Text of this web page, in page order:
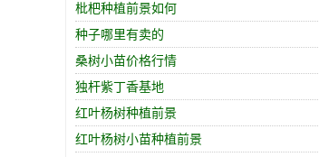
枇杷种植前景如何
种子哪里有卖的
桑树小苗价格行情
独杆紫丁香基地
红叶杨树种植前景
红叶杨树小苗种植前景